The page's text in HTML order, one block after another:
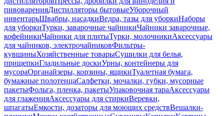
пивоваренияДистилляторы бытовыеУборочный
инвентарьШвабры, насадкиВедра, тазы для уборкиНаборы
для уборкиТурки, заварочные чайникиЧайники заварочные,
кофейникиЧайники для плитыТурки, молочникиАксессуары
для чайников, электрочайниковФильтры-
кувшиныХозяйственные товарыСушилки для белья,
прищепкиГладильные доскиУрны, контейнеры для
мусораОрганайзеры, корзины, ящикиТуалетная бумага,
бумажные полотенцаСалфетки, мочалки, губки, мусорные
пакетыФольга, пленка, пакетыУпаковочная тараАксессуары
для глаженияАксессуары для стиркиВеревки,
шпагатыЕмкости, дозаторы для моющих средствВешалки-